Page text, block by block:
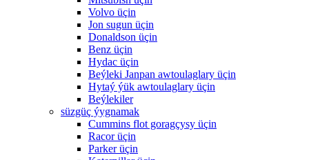
Volvo üçin
Jon sugun üçin
Donaldson üçin
Benz üçin
Hydac üçin
Beýleki Janpan awtoulaglary üçin
Hytaý ýük awtoulaglary üçin
Beýlekiler
süzgüç ýygnamak
Cummins flot goragçysy üçin
Racor üçin
Parker üçin